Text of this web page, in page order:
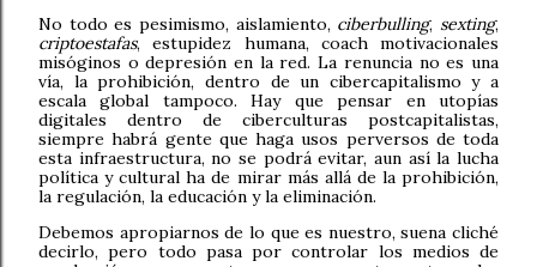
No todo es pesimismo, aislamiento, ciberbulling, sexting,
criptoestafas, estupidez humana, coach motivacionales
misóginos o depresión en la red. La renuncia no es una
vía, la prohibición, dentro de un cibercapitalismo y a
escala global tampoco. Hay que pensar en utopías
digitales dentro de ciberculturas postcapitalistas,
siempre habrá gente que haga usos perversos de toda
esta infraestructura, no se podrá evitar, aun así la lucha
política y cultural ha de mirar más allá de la prohibición,
la regulación, la educación y la eliminación.
Debemos apropiarnos de lo que es nuestro, suena cliché
decirlo, pero todo pasa por controlar los medios de